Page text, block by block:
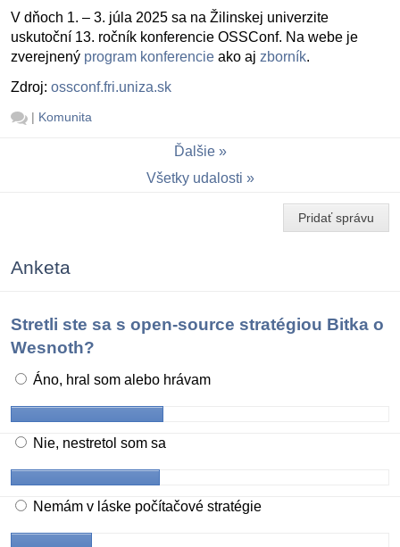
V dňoch 1. – 3. júla 2025 sa na Žilinskej univerzite
uskutoční 13. ročník konferencie OSSConf. Na webe je
zverejnený program konferencie ako aj zborník.
Zdroj: ossconf.fri.uniza.sk
| Komunita
Ďalšie
Všetky udalosti
Pridať správu
Anketa
Stretli ste sa s open-source stratégiou Bitka o
Wesnoth?
Áno, hral som alebo hrávam
Nie, nestretol som sa
Nemám v láske počítačové stratégie